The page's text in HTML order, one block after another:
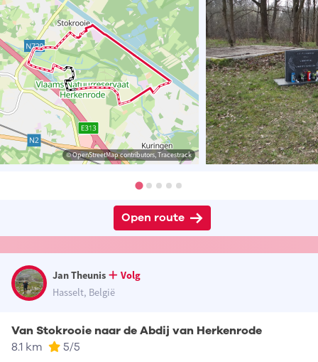
© OpenStreetMap contributors, Tracestrack
Open route
Jan Theunis
Volg
Hasselt, België
Van Stokrooie naar de Abdij van Herkenrode
8.1 km 5/5